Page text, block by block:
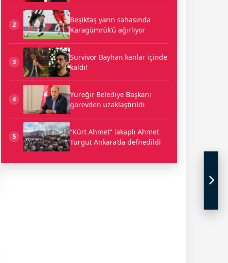
2
Beşiktaş yarın sahasında
Karagümrük’ü ağırlıyor
3
Survivor Bayhan kanlar içinde
kaldı!
4
Yüreğir Belediye Başkanı
görevden uzaklaştırıldı
5
“Kürt Ahmet” lakaplı Ahmet
Turgut Ankara’da defnedildi